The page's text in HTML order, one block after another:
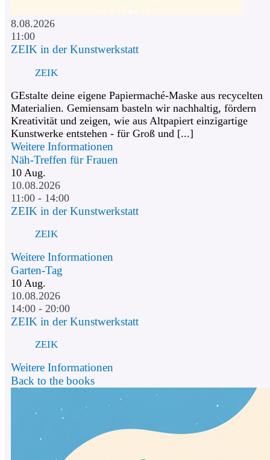
8.08.2026
11:00
ZEIK in der Kunstwerkstatt
ZEIK
GEstalte deine eigene Papiermaché-Maske aus recycelten
Materialien. Gemiensam basteln wir nachhaltig, fördern
Kreativität und zeigen, wie aus Altpapiert einzigartige
Kunstwerke entstehen - für Groß und [...]
Weitere Informationen
Näh-Treffen für Frauen
10 Aug.
10.08.2026
11:00 - 14:00
ZEIK in der Kunstwerkstatt
ZEIK
Weitere Informationen
Garten-Tag
10 Aug.
10.08.2026
14:00 - 20:00
ZEIK in der Kunstwerkstatt
ZEIK
Weitere Informationen
Back to the books